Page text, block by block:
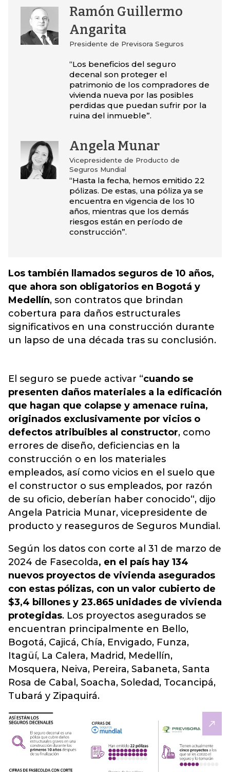
Ramón Guillermo
Angarita
Presidente de Previsora Seguros
“Los beneficios del seguro
decenal son proteger el
patrimonio de los compradores de
vivienda nueva por las posibles
perdidas que puedan sufrir por la
ruina del inmueble”.
Angela Munar
Vicepresidente de Producto de
Seguros Mundial
“Hasta la fecha, hemos emitido 22
pólizas. De estas, una póliza ya se
encuentra en vigencia de los 10
años, mientras que los demás
riesgos están en período de
construcción”.
Los también llamados seguros de 10 años,
que ahora son obligatorios en Bogotá y
Medellín, son contratos que brindan
cobertura para daños estructurales
significativos en una construcción durante
un lapso de una década tras su conclusión.
El seguro se puede activar “cuando se
presenten daños materiales a la edificación
que hagan que colapse y amenace ruina,
originados exclusivamente por vicios o
defectos atribuibles al constructor, como
errores de diseño, deficiencias en la
construcción o en los materiales
empleados, así como vicios en el suelo que
el constructor o sus empleados, por razón
de su oficio, deberían haber conocido“, dijo
Angela Patricia Munar, vicepresidente de
producto y reaseguros de Seguros Mundial.
Según los datos con corte al 31 de marzo de
2024 de Fasecolda, en el país hay 134
nuevos proyectos de vivienda asegurados
con estas pólizas, con un valor cubierto de
$3,4 billones y 23.865 unidades de vivienda
protegidas. Los proyectos asegurados se
encuentran principalmente en Bello,
Bogotá, Cajicá, Chía, Envigado, Funza,
Itagüí, La Calera, Madrid, Medellín,
Mosquera, Neiva, Pereira, Sabaneta, Santa
Rosa de Cabal, Soacha, Soledad, Tocancipá,
Tubará y Zipaquirá.